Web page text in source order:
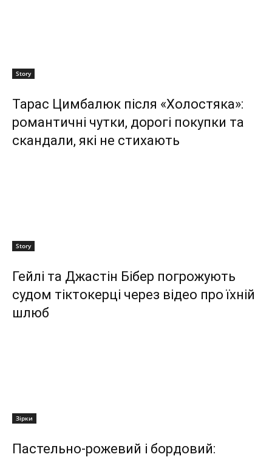
Story
Тарас Цимбалюк після «Холостяка»:
романтичні чутки, дорогі покупки та
скандали, які не стихають
Story
Гейлі та Джастін Бібер погрожують
судом тіктокерці через відео про їхній
шлюб
Зірки
Пастельно‑рожевий і бордовий: